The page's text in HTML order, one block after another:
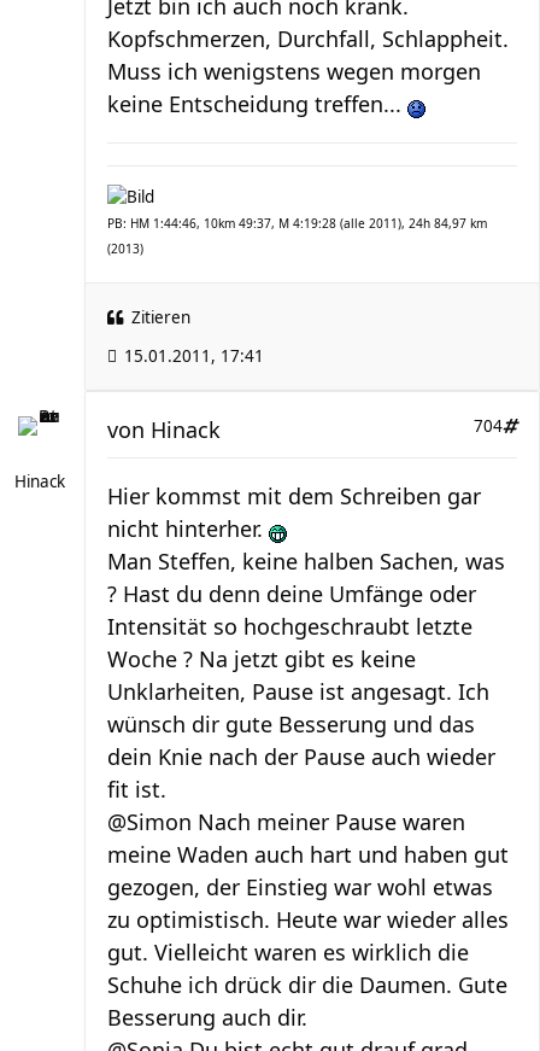
Jetzt bin ich auch noch krank.
Kopfschmerzen, Durchfall, Schlappheit.
Muss ich wenigstens wegen morgen
keine Entscheidung treffen...
PB: HM 1:44:46, 10km 49:37, M 4:19:28 (alle 2011), 24h 84,97 km
(2013)
Zitieren
15.01.2011, 17:41
Hinack
704
von Hinack
Hier kommst mit dem Schreiben gar
nicht hinterher.
Man Steffen, keine halben Sachen, was
? Hast du denn deine Umfänge oder
Intensität so hochgeschraubt letzte
Woche ? Na jetzt gibt es keine
Unklarheiten, Pause ist angesagt. Ich
wünsch dir gute Besserung und das
dein Knie nach der Pause auch wieder
fit ist.
@Simon Nach meiner Pause waren
meine Waden auch hart und haben gut
gezogen, der Einstieg war wohl etwas
zu optimistisch. Heute war wieder alles
gut. Vielleicht waren es wirklich die
Schuhe ich drück dir die Daumen. Gute
Besserung auch dir.